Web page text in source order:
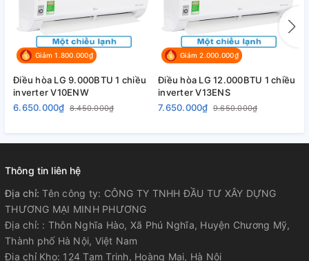
Giảm 1.800.000₫
Điều hòa LG 9.000BTU 1 chiều
inverter V10ENW
6.650.000₫ 8.450.000₫
Giảm 2.000.000₫
Điều hòa LG 12.000BTU 1 chiều
inverter V13ENS
7.650.000₫ 9.650.000₫
Thông tin liên hệ
Địa chỉ:Tên công ty: CÔNG TY TNHH ĐẦU TƯ XÂY DỰNG
THƯƠNG MẠI MINH PHƯƠNG
Địa chỉ: : Thôn Nghĩa Hào, Xã Phú Nghĩa, Huyện Chương Mỹ,
Thành phố Hà Nội, Việt Nam
Địa chỉ Kho: 124 Tam Trinh, Hoàng Mai, Hà Nội